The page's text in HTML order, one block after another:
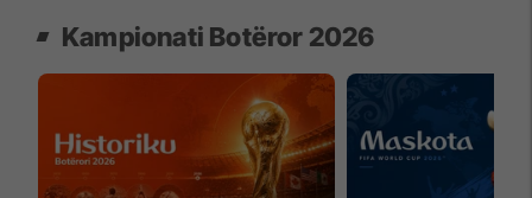
Kampionati Botëror 2026